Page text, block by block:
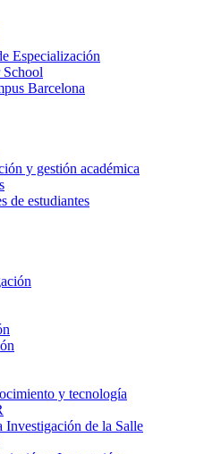
Especialización
School
Barcelona
y gestión académica
de estudiantes
y tecnología
Investigación de la Salle